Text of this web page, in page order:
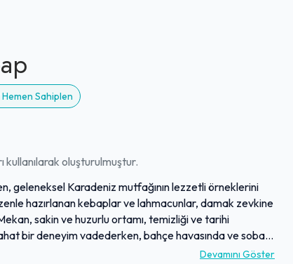
Sahiplen
oluşturulmuştur.
geleneksel Karadeniz mutfağının lezzetli örneklerini
hazırlanan kebaplar ve lahmacunlar, damak zevkine
sakin ve huzurlu ortamı, temizliği ve tarihi
bir deneyim vadederken, bahçe havasında ve soba
misafirperverliği, hızlı ve özenli servis anlayışı,
Devamını Göster